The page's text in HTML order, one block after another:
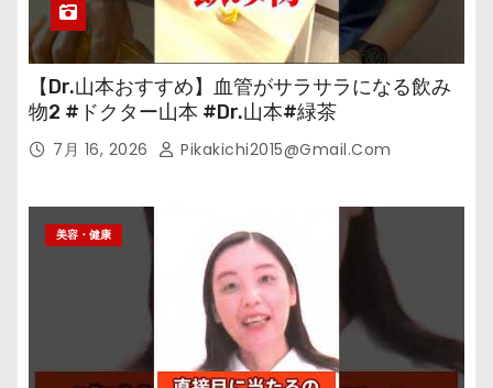
【Dr.山本おすすめ】血管がサラサラになる飲み
物2 #ドクター山本 #Dr.山本#緑茶
7月 16, 2026 Pikakichi2015@gmail.com
美容・健康